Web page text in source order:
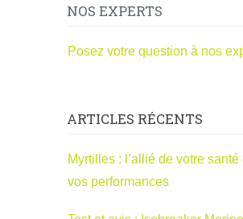
NOS EXPERTS
Posez votre question à nos
ARTICLES RÉCENTS
Myrtilles : l’allié de votre santé
vos performances